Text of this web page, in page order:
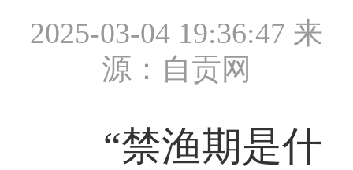
2025-03-04 19:36:47 来
源：自贡网
“禁渔期是什